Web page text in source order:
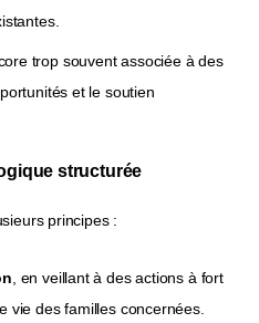
trop souvent associée à des
et le soutien
structurée
principes :
, en veillant à des actions à fort
vie des familles concernées.